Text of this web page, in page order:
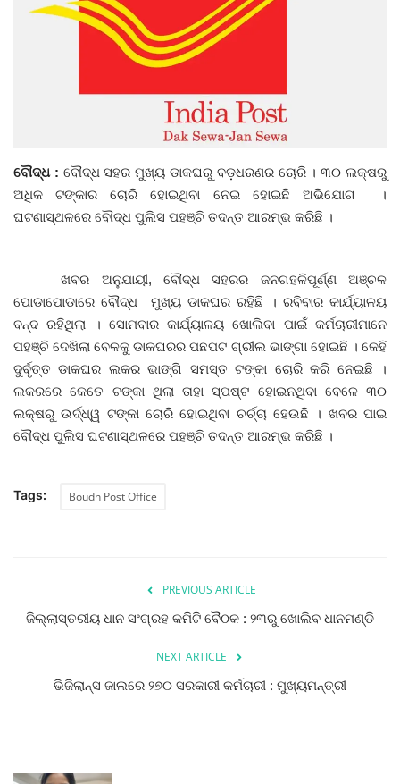
ଆପଣଙ୍କ କଲମରୁ
ମହାନଗର
ଖେଳ ଖବର
ବିଶେଷ
ବୌଦ୍ଧ : ବୌଦ୍ଧ ସହର ମୁଖ୍ୟ ଡାକଘରୁ ବଡ଼ଧରଣର ଚୋରି । ୩୦ ଲକ୍ଷରୁ
ଅଧିକ ଟଙ୍କାର ଚୋରି ହୋଇଥିବା ନେଇ ହୋଇଛି ଅଭିଯୋଗ ।
ଘଟଣାସ୍ଥଳରେ ବୌଦ୍ଧ ପୁଲିସ ପହଞ୍ଚି ତଦନ୍ତ ଆରମ୍ଭ କରିଛି ।
ଖବର ଅନୁଯାୟୀ, ବୌଦ୍ଧ ସହରର ଜନଗହଳିପୂର୍ଣ୍ଣ ଅଞ୍ଚଳ
ପୋଡାପୋଡାରେ ବୌଦ୍ଧ ମୁଖ୍ୟ ଡାକଘର ରହିଛି । ରବିବାର କାର୍ଯ୍ୟାଳୟ
ବନ୍ଦ ରହିଥିଲା । ସୋମବାର କାର୍ଯ୍ୟାଳୟ ଖୋଲିବା ପାଇଁ କର୍ମଚାରୀମାନେ
ପହଞ୍ଚି ଦେଖିଲା ବେଳକୁ ଡାକଘରର ପଛପଟ ଗ୍ରୀଲ ଭାଙ୍ଗା ହୋଇଛି । କେହି
ଦୁର୍ବୃତ୍ତ ଡାକଘର ଲକର ଭାଙ୍ଗି ସମସ୍ତ ଟଙ୍କା ଚୋରି କରି ନେଇଛି ।
ଲକରରେ କେତେ ଟଙ୍କା ଥିଲା ତାହା ସ୍ପଷ୍ଟ ହୋଇନଥିବା ବେଳେ ୩୦
ଲକ୍ଷରୁ ଉର୍ଦ୍ଧ୍ୱ ଟଙ୍କା ଚୋରି ହୋଇଥିବା ଚର୍ଚ୍ଚା ହେଉଛି । ଖବର ପାଇ
ବୌଦ୍ଧ ପୁଲିସ ଘଟଣାସ୍ଥଳରେ ପହଞ୍ଚି ତଦନ୍ତ ଆରମ୍ଭ କରିଛି ।
Tags: Boudh Post Office
PREVIOUS ARTICLE
ଜିଲ୍ଲାସ୍ତରୀୟ ଧାନ ସଂଗ୍ରହ କମିଟି ବୈଠକ : ୨୩ରୁ ଖୋଲିବ ଧାନମଣ୍ଡି
NEXT ARTICLE
ଭିଜିଲାନ୍ସ ଜାଲରେ ୨୭୦ ସରକାରୀ କର୍ମଚାରୀ : ମୁଖ୍ୟମନ୍ତ୍ରୀ